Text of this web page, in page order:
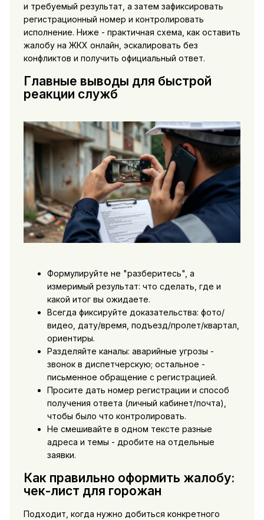
и требуемый результат, а затем зафиксировать
регистрационный номер и контролировать
исполнение. Ниже - практичная схема, как оставить
жалобу на ЖКХ онлайн, эскалировать без
конфликтов и получить официальный ответ.
Главные выводы для быстрой
реакции служб
Формулируйте не "разберитесь", а
измеримый результат: что сделать, где и
какой итог вы ожидаете.
Всегда фиксируйте доказательства: фото/
видео, дату/время, подъезд/пролет/квартал,
ориентиры.
Разделяйте каналы: аварийные угрозы -
звонок в диспетчерскую; остальное -
письменное обращение с регистрацией.
Просите дать номер регистрации и способ
получения ответа (личный кабинет/почта),
чтобы было что контролировать.
Не смешивайте в одном тексте разные
адреса и темы - дробите на отдельные
заявки.
Как правильно оформить жалобу:
чек-лист для горожан
Подходит, когда нужно добиться конкретного